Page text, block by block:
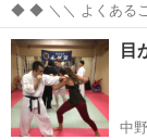
◆ ◆ ＼＼ よくあるご質問を先にご回答します!! ／／ 「ここってどう
なの？」「これって
え！ 解決して応募前
東京 中野区
目
中